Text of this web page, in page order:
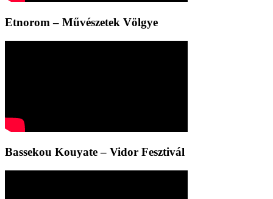
Etnorom – Művészetek Völgye
Bassekou Kouyate – Vidor Fesztivál